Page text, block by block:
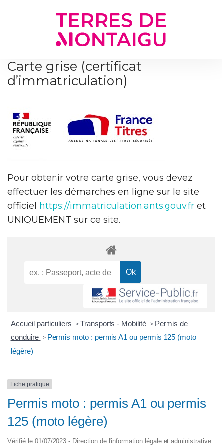
Carte grise (certificat
d’immatriculation)
Pour obtenir votre carte grise, vous devez
effectuer les démarches en ligne sur le site
officiel
https://immatriculation.ants.gouv.fr et
UNIQUEMENT sur ce site.
Accueil particuliers > Transports - Mobilité > Permis de
conduire > Permis moto : permis A1 ou permis 125 (moto
légère)
Fiche pratique
Permis moto : permis A1 ou permis
125 (moto légère)
Vérifié le 01/07/2023 - Direction de l'information légale et administrative